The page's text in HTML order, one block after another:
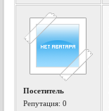
Посетитель
Репутация:0